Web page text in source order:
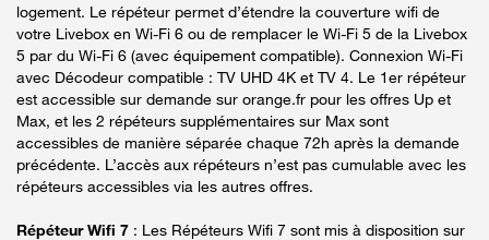
logement. Le répéteur permet d’étendre la couverture wifi de
votre Livebox en Wi-Fi 6 ou de remplacer le Wi-Fi 5 de la Livebox
5 par du Wi-Fi 6 (avec équipement compatible). Connexion Wi-Fi
avec Décodeur compatible : TV UHD 4K et TV 4. Le 1er répéteur
est accessible sur demande sur orange.fr pour les offres Up et
Max, et les 2 répéteurs supplémentaires sur Max sont
accessibles de manière séparée chaque 72h après la demande
précédente. L’accès aux répéteurs n’est pas cumulable avec les
répéteurs accessibles via les autres offres.
Répéteur Wifi 7 : Les Répéteurs Wifi 7 sont mis à disposition sur